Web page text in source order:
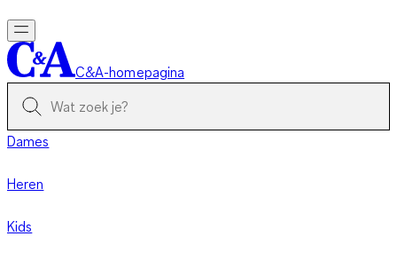
C&A-homepagina
Dames
Heren
Kids